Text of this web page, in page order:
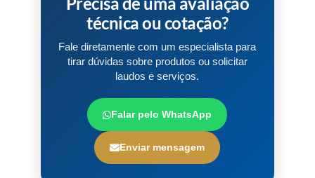
técnica ou cotação?
Fale diretamente com um especialista para
tirar dúvidas sobre produtos ou solicitar
laudos e serviços.
Falar pelo WhatsApp
Enviar mensagem